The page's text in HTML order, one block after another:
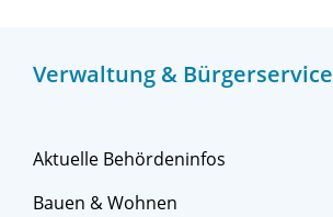
Verwaltung & Bürgerservice
Aktuelle Behördeninfos
Bauen & Wohnen